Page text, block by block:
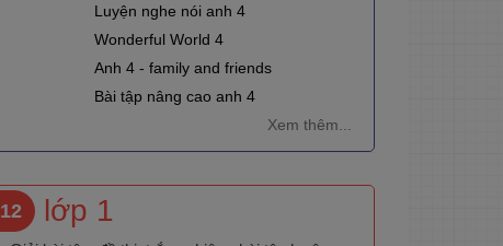
Luyện nghe nói anh 4
Wonderful World 4
Anh 4 - family and friends
Bài tập nâng cao anh 4
Xem thêm...
12 lớp 1